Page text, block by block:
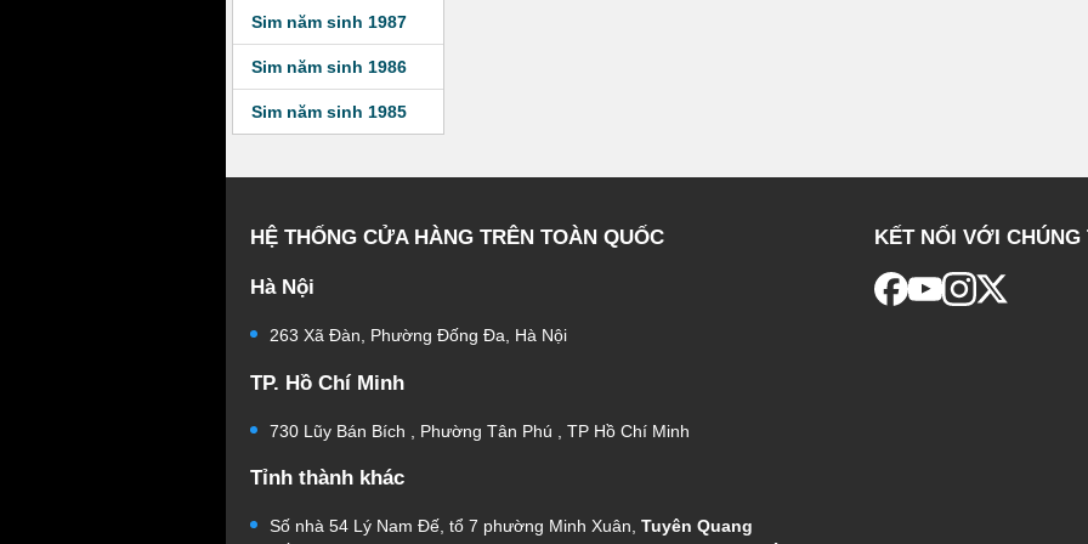
Sim năm sinh 1987
Sim năm sinh 1986
Sim năm sinh 1985
HỆ THỐNG CỬA HÀNG TRÊN TOÀN QUỐC
Hà Nội
263 Xã Đàn, Phường Đống Đa, Hà Nội
TP. Hồ Chí Minh
730 Lũy Bán Bích , Phường Tân Phú , TP Hồ Chí Minh
Tỉnh thành khác
Số nhà 54 Lý Nam Đế, tổ 7 phường Minh Xuân, Tuyên Quang
KẾT NỐI VỚI CHÚNG